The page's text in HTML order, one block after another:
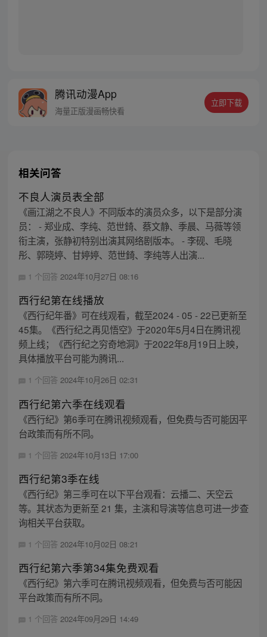
腾讯动漫App
海量正版漫画畅快看
立即下载
相关问答
不良人演员表全部
《画江湖之不良人》不同版本的演员众多，以下是部分演
员： - 郑业成、李纯、范世錡、蔡文静、季晨、马薇等领
衔主演，张静初特别出演其网络剧版本。 - 李砚、毛晓
彤、郭晓婷、甘婷婷、范世錡、李纯等人出演...
1 个回答 2024年10月27日 08:16
西行纪第在线播放
《西行纪年番》可在线观看，截至2024 - 05 - 22已更新至
45集。《西行纪之再见悟空》于2020年5月4日在腾讯视
频上线；《西行纪之穷奇地洞》于2022年8月19日上映，
具体播放平台可能为腾讯...
1 个回答 2024年10月26日 02:31
西行纪第六季在线观看
《西行纪》第6季可在腾讯视频观看，但免费与否可能因平
台政策而有所不同。
1 个回答 2024年10月13日 17:00
西行纪第3季在线
《西行纪》第三季可在以下平台观看：云播二、天空云
等。其状态为更新至 21 集，主演和导演等信息可进一步查
询相关平台获取。
1 个回答 2024年10月02日 08:21
西行纪第六季第34集免费观看
《西行纪》第六季可在腾讯视频观看，但免费与否可能因
平台政策而有所不同。
1 个回答 2024年09月29日 14:49